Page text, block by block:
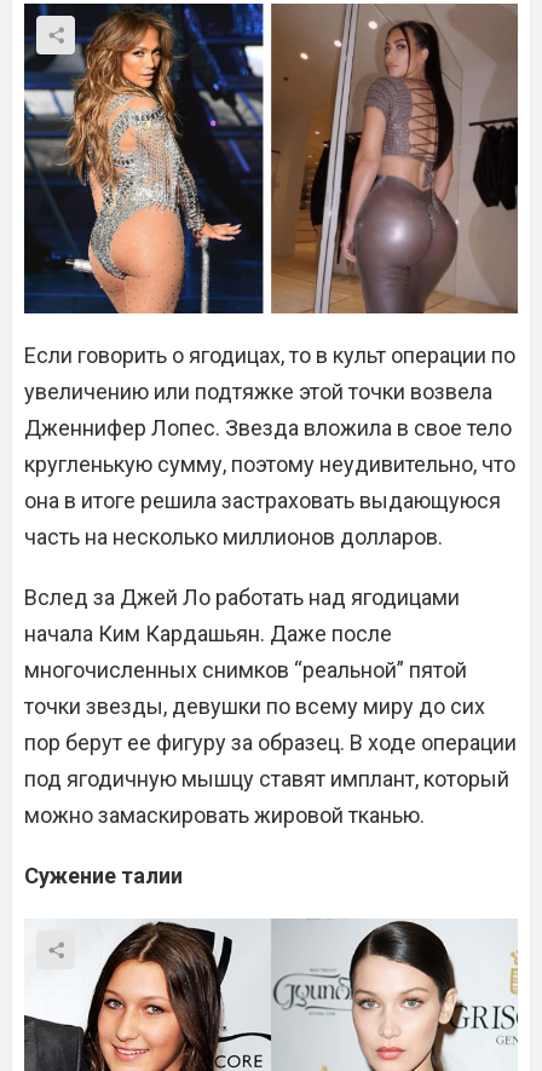
Если говорить о ягодицах, то в культ операции по
увеличению или подтяжке этой точки возвела
Дженнифер Лопес. Звезда вложила в свое тело
кругленькую сумму, поэтому неудивительно, что
она в итоге решила застраховать выдающуюся
часть на несколько миллионов долларов.
Вслед за Джей Ло работать над ягодицами
начала Ким Кардашьян. Даже после
многочисленных снимков “реальной” пятой
точки звезды, девушки по всему миру до сих
пор берут ее фигуру за образец. В ходе операции
под ягодичную мышцу ставят имплант, который
можно замаскировать жировой тканью.
Сужение талии